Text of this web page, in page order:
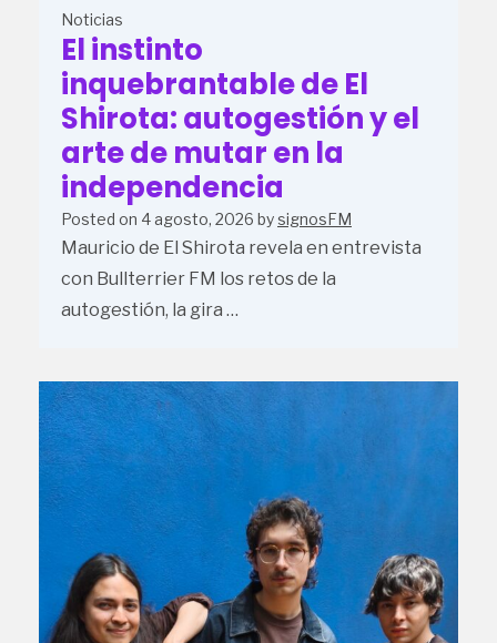
Noticias
El instinto
inquebrantable de El
Shirota: autogestión y el
arte de mutar en la
independencia
Posted on 4 agosto, 2026 bysignosFM
Mauricio de El Shirota revela en entrevista
con Bullterrier FM los retos de la
autogestión, la gira …